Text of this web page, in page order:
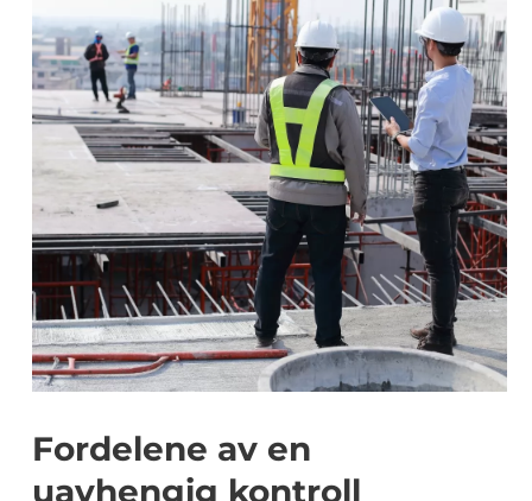
Fordelene av en
uavhengig kontroll